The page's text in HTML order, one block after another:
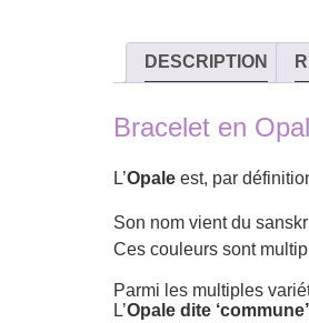
DESCRIPTION
Bracelet en
L’Opale est, par
Son nom vient du
Ces couleurs sont
Parmi les multiples
L’Opale dite ‘commune’